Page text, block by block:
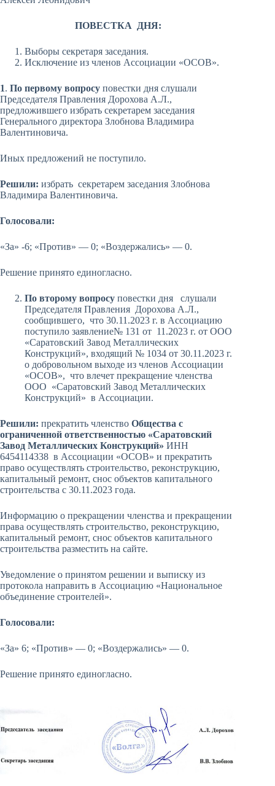
ПОВЕСТКА ДНЯ:
Выборы секретаря заседания.
Исключение из членов Ассоциации «ОСОВ».
1. По первому вопросу повестки дня слушали
Председателя Правления Дорохова А.Л.,
предложившего избрать секретарем заседания
Генерального директора Злобнова Владимира
Валентиновича.
Иных предложений не поступило.
Решили: избрать секретарем заседания Злобнова
Владимира Валентиновича.
Голосовали:
«За» -6; «Против» — 0; «Воздержались» — 0.
Решение принято единогласно.
По второму вопросу повестки дня слушали
Председателя Правления Дорохова А.Л.,
сообщившего, что 30.11.2023 г. в Ассоциацию
поступило заявление№ 131 от 11.2023 г. от ООО
«Саратовский Завод Металлических
Конструкций», входящий № 1034 от 30.11.2023 г.
о добровольном выходе из членов Ассоциации
«ОСОВ», что влечет прекращение членства
ООО «Саратовский Завод Металлических
Конструкций» в Ассоциации.
Решили: прекратить членство Общества с
ограниченной ответственностью «Саратовский
Завод Металлических Конструкций» ИНН
6454114338 в Ассоциации «ОСОВ» и прекратить
право осуществлять строительство, реконструкцию,
капитальный ремонт, снос объектов капитального
строительства с 30.11.2023 года.
Информацию о прекращении членства и прекращении
права осуществлять строительство, реконструкцию,
капитальный ремонт, снос объектов капитального
строительства разместить на сайте.
Уведомление о принятом решении и выписку из
протокола направить в Ассоциацию «Национальное
объединение строителей».
Голосовали:
«За» 6; «Против» — 0; «Воздержались» — 0.
Решение принято единогласно.